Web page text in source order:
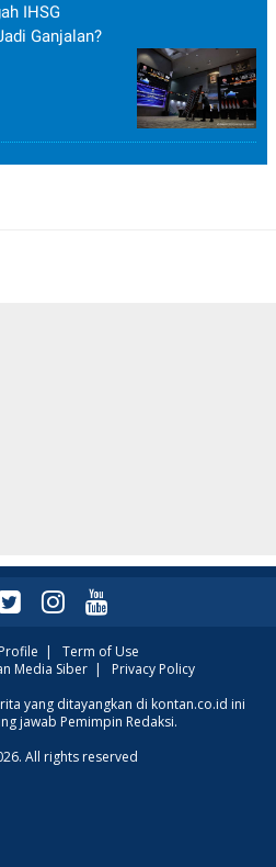
IHSG
Ganjalan?
Profile | Term of Use
Media Siber| Privacy Policy
yang ditayangkan di kontan.co.id ini
jawab Pemimpin Redaksi.
All rights reserved